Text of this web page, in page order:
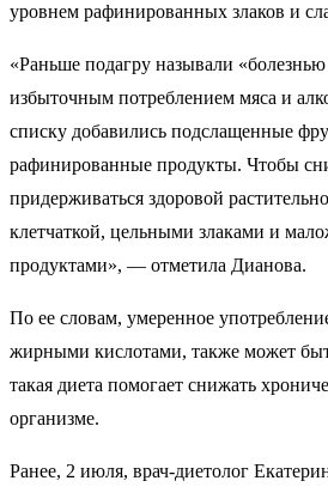
уровнем рафинированных злаков и
«Раньше подагру называли
избыточным потреблением мяса и
списку добавились подслащенные
рафинированные продукты. Чтобы
придерживаться здоровой
клетчаткой, цельными злаками и
продуктами», — отметила Дианова.
По ее словам, умеренное
жирными кислотами, также может
такая диета помогает снижать
организме.
Ранее, 2 июля, врач-диетолог